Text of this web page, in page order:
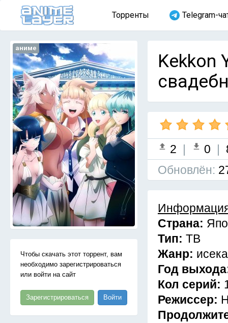
Торренты Telegram-
аниме
Чтобы скачать этот торрент, вам
необходимо зарегистрироваться
или войти на сайт
Зарегистрироваться Войти
Kekkon
2 | 0 |
Обновлён:
Страна:
Тип: ТВ
Жанр:
Год
Кол серий:
Режиссер: